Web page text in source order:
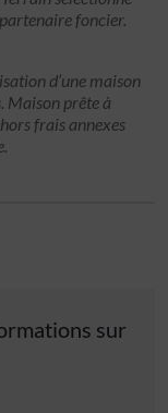
foncier.
d’une maison
Maison prête à
frais annexes
sur